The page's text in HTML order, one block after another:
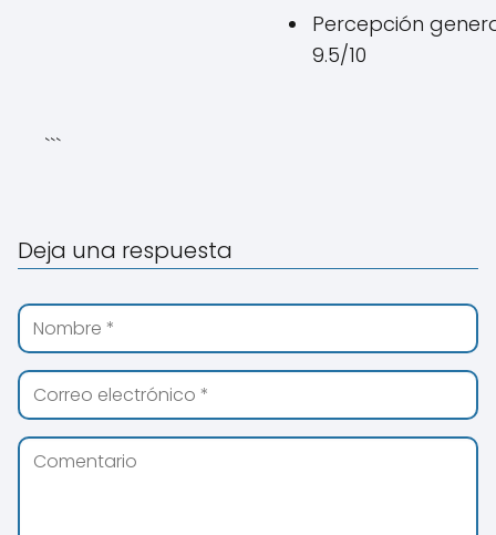
Percepción
9.5/10
```
Deja una respuesta